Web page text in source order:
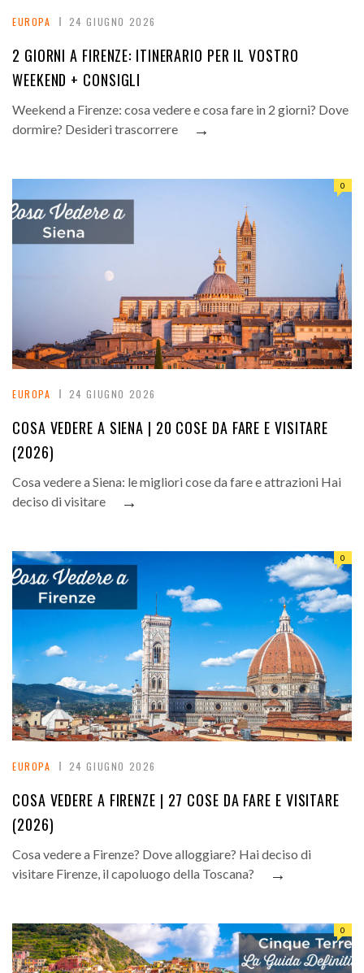
EUROPA 24 GIUGNO 2026
2 GIORNI A FIRENZE: ITINERARIO PER IL VOSTRO
WEEKEND + CONSIGLI
Weekend a Firenze: cosa vedere e cosa fare in 2 giorni? Dove
dormire? Desideri trascorrere
→
EUROPA 24 GIUGNO 2026
0
COSA VEDERE A SIENA | 20 COSE DA FARE E VISITARE
(2026)
Cosa vedere a Siena: le migliori cose da fare e attrazioni Hai
deciso di visitare
→
EUROPA 24 GIUGNO 2026
0
COSA VEDERE A FIRENZE | 27 COSE DA FARE E VISITARE
(2026)
Cosa vedere a Firenze? Dove alloggiare? Hai deciso di
visitare Firenze, il capoluogo della Toscana?
→
0